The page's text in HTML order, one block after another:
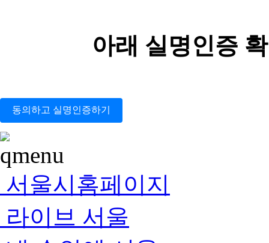
아래 실명인증
동의하고 실명인증하기
서울시홈페이지
라이브 서울